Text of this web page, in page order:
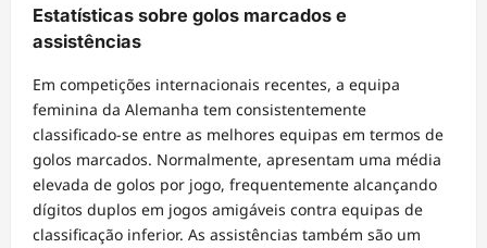
Estatísticas sobre golos marcados e
assistências
Em competições internacionais recentes, a equipa
feminina da Alemanha tem consistentemente
classificado-se entre as melhores equipas em termos de
golos marcados. Normalmente, apresentam uma média
elevada de golos por jogo, frequentemente alcançando
dígitos duplos em jogos amigáveis contra equipas de
classificação inferior. As assistências também são um